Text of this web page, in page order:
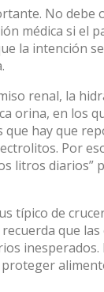
No debe
médica si el
la intención
renal, la
orina, en los
que hay que
Por
litros diarios”
típico de
que
inesperados.